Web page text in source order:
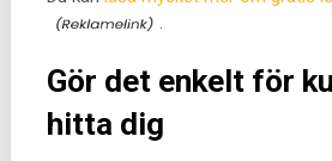
.
Gör det enkelt för
hitta dig